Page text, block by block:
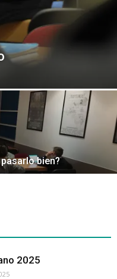
bien?
2025